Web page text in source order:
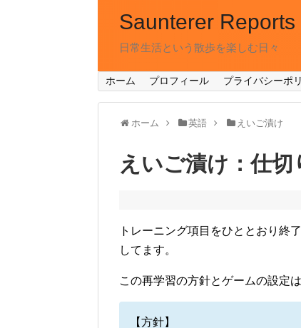
Saunterer Reports
日常生活という散歩を楽しむ日々
ホーム プロフィール プライバシーポ
ホーム 英語 えいご漬け
えいご漬け：仕
トレーニング項目をひととおり終
してます。
この再学習の方針とゲームの設定
【方針】